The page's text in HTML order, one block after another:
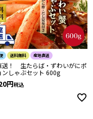
送料無料 産地直送
送！ 生たらば・ずわいがにポ
ンしゃぶセット 600g
税込